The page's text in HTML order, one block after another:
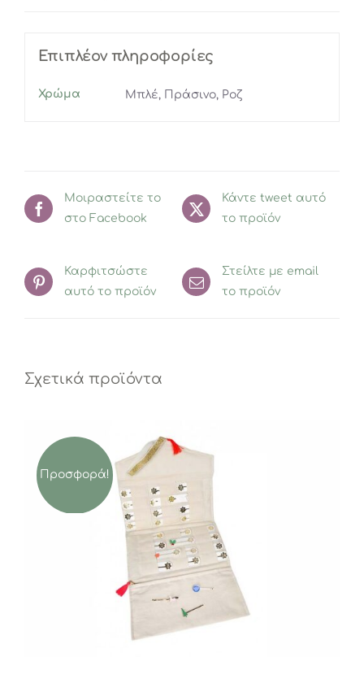
Επιπλέον πληροφορίες
Χρώμα Μπλέ, Πράσινο, Ροζ
Μοιραστείτε το
στο Facebook
Κάντε tweet αυτό
το προϊόν
Καρφιτσώστε
αυτό το προϊόν
Στείλτε με email
το προϊόν
Σχετικά προϊόντα
Προσφορά!